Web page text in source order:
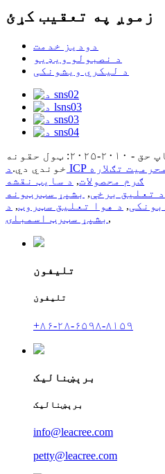
زموږ په تعقیب کړئ
دودیز خدمت
د نصبولو ویډیو
د لیکري ویشونکی
© د چاپ حق - ۲۰۱۰-۲۰۲۵: ټول حقونه
خوندي دي.
تګلاره
ګرم محصولات, د سایټ نقشه
د تعلیق برخې, بشپړ سټرټونه
, د هوا تعلیق سټروټ, د L2
بشپړ سټرټ اسمبلۍ ,
تلیفون
تلیفون
+۸۶-۲۸-۶۵۹۸-۸۱۵۹
برېښنالیک
برېښنالیک
info@leacree.com
petty@leacree.com